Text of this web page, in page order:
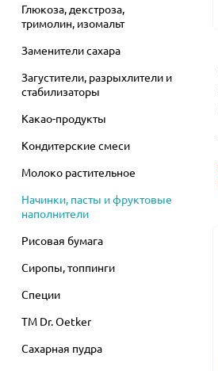
Глюкоза, декстроза,
тримолин, изомальт
Заменители сахара
Загустители, разрыхлители и
стабилизаторы
Какао-продукты
Кондитерские смеси
Молоко растительное
Начинки, пасты и фруктовые
наполнители
Рисовая бумага
Сиропы, топпинги
Специи
ТМ Dr. Oetker
Сахарная пудра